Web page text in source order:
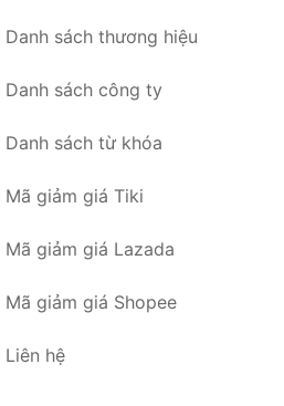
Danh sách thương hiệu
Danh sách công ty
Danh sách từ khóa
Mã giảm giá Tiki
Mã giảm giá Lazada
Mã giảm giá Shopee
Liên hệ